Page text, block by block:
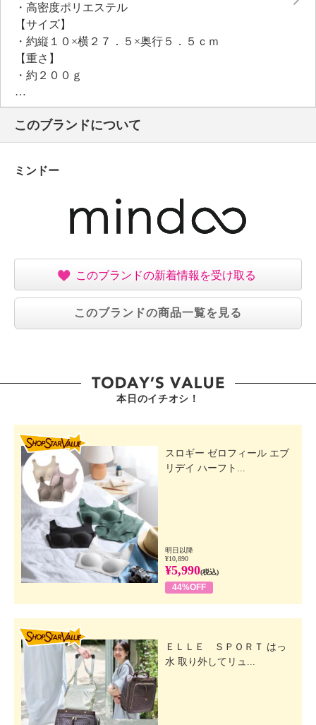
・高密度ポリエステル
【サイズ】
・約縦１０×横２７．５×奥行５．５ｃｍ
【重さ】
・約２００ｇ
【保証（有無）、保証期間】
・なし
このブランドについて
ミンドー
このブランドの新着情報を受け取る
このブランドの商品一覧を見る
本日のイチオシ！
スロギー ゼロフィール エブ
リデイ ハーフト...
明日以降
¥10,890
¥5,990(税込)
44%OFF
ＥＬＬＥ ＳＰＯＲＴ はっ
水 取り外してリュ...